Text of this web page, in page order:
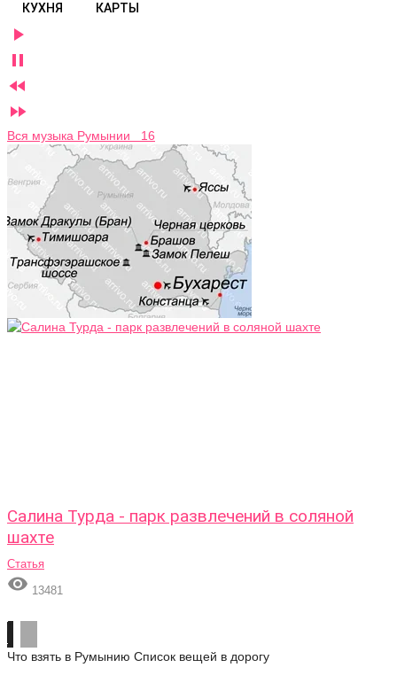
КУХНЯ КАРТЫ




Вся музыка Румынии 16
Салина Турда - парк развлечений в соляной
шахте
Статья
 13481
Что взять в Румынию Список вещей в дорогу